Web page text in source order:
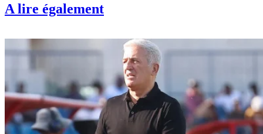
A lire également